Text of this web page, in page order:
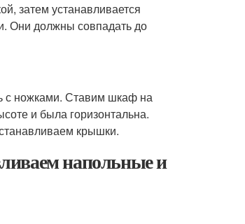
затем устанавливается
Они должны совпадать до
с ножками. Ставим шкаф на
и была горизонтальна.
крышки.
напольные и